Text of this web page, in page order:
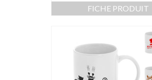
FICHE PRODUIT